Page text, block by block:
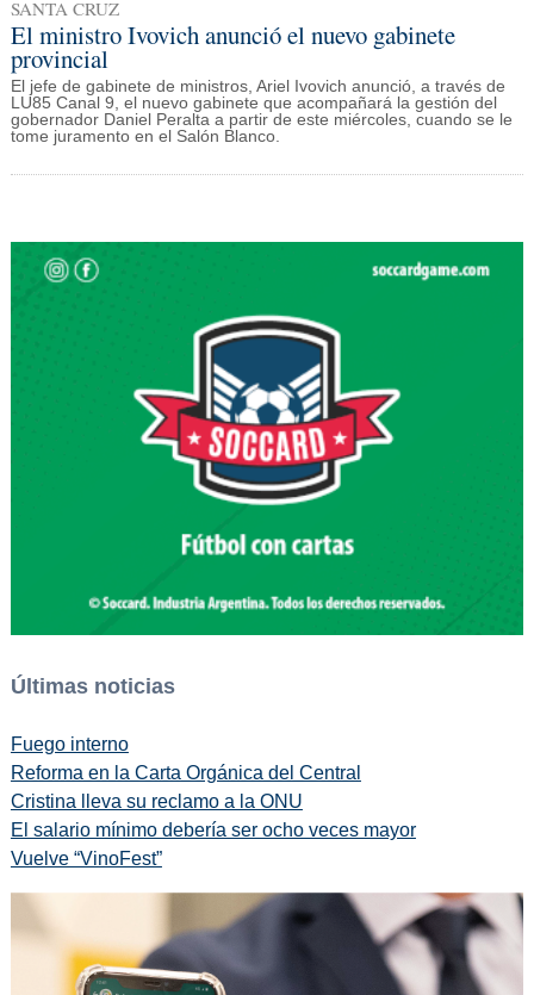
SANTA CRUZ
El ministro Ivovich anunció el nuevo gabinete
provincial
El jefe de gabinete de ministros, Ariel Ivovich anunció, a través de
LU85 Canal 9, el nuevo gabinete que acompañará la gestión del
gobernador Daniel Peralta a partir de este miércoles, cuando se le
tome juramento en el Salón Blanco.
Últimas noticias
Fuego interno
Reforma en la Carta Orgánica del Central
Cristina lleva su reclamo a la ONU
El salario mínimo debería ser ocho veces mayor
Vuelve “VinoFest”